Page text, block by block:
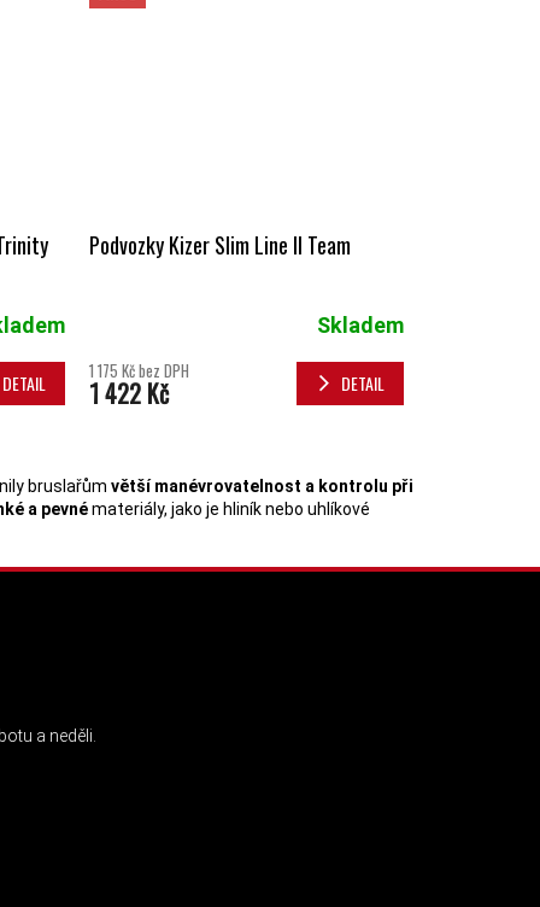
DETAIL
Podvozky Kizer Slim Line II Team
Skladem
1 175 Kč bez DPH
1 422 Kč DETAIL
bruslařům větší manévrovatelnost a kontrolu při
a pevnémateriály, jako je hliník nebo uhlíkové
a neděli.